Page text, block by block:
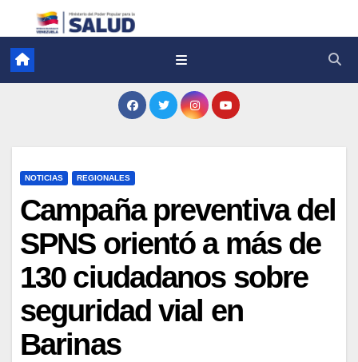
NOTICIAS REGIONALES
Campaña preventiva del
SPNS orientó a más de
130 ciudadanos sobre
seguridad vial en
Barinas